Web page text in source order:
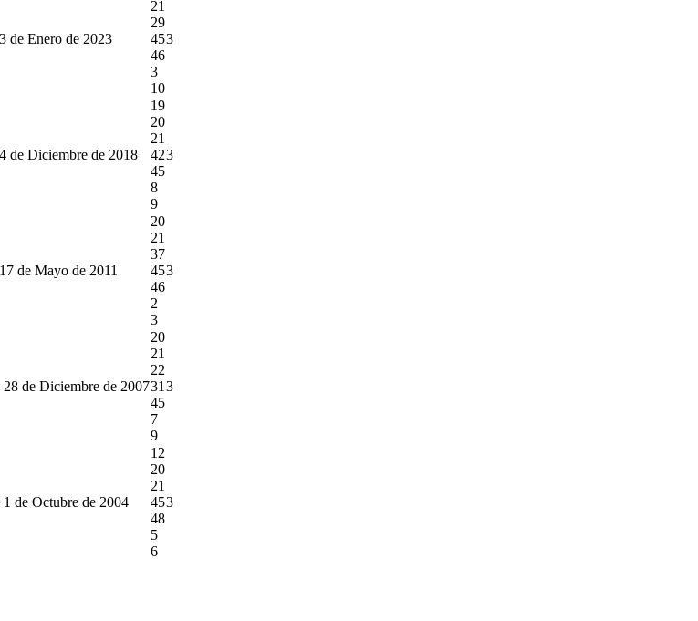
de Enero de 2023
21
29
45
46
3
10
3
de Diciembre de 2018
19
20
21
42
45
8
9
3
de Mayo de 2011
20
21
37
45
46
2
3
3
28 de Diciembre de 2007
20
21
22
31
45
7
9
3
1 de Octubre de 2004
12
20
21
45
48
5
6
3